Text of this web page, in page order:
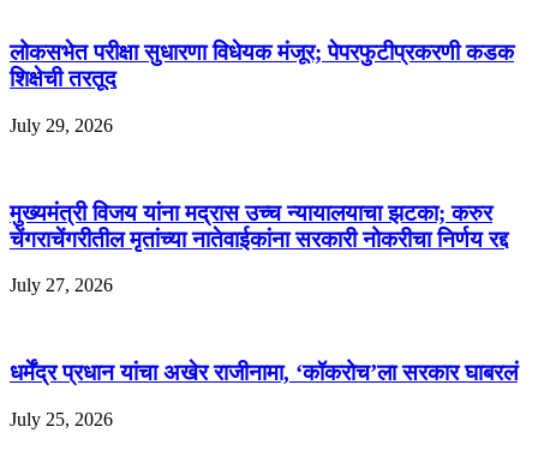
लोकसभेत परीक्षा सुधारणा विधेयक मंजूर; पेपरफुटीप्रकरणी कडक
शिक्षेची तरतूद
July 29, 2026
मुख्यमंत्री विजय यांना मद्रास उच्च न्यायालयाचा झटका; करुर
चेंगराचेंगरीतील मृतांच्या नातेवाईकांना सरकारी नोकरीचा निर्णय रद्द
July 27, 2026
धर्मेंद्र प्रधान यांचा अखेर राजीनामा, ‘कॉकरोच’ला सरकार घाबरलं
July 25, 2026